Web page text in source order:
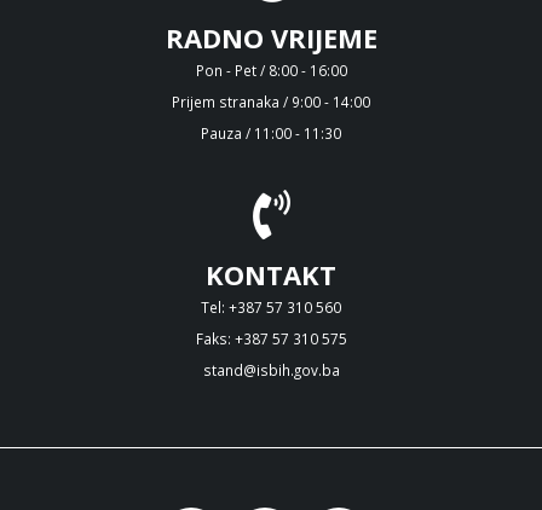
RADNO VRIJEME
Pon - Pet / 8:00 - 16:00
Prijem stranaka / 9:00 - 14:00
Pauza / 11:00 - 11:30
KONTAKT
Tel: +387 57 310 560
Faks: +387 57 310 575
stand@isbih.gov.ba